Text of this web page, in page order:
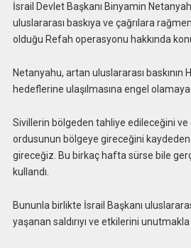
İsrail Devlet Başkanı Binyamin
uluslararası baskıya ve çağrılara
olduğu Refah operasyonu hakkında
Netanyahu, artan uluslararası baskının
hedeflerine ulaşılmasına engel
Sivillerin bölgeden tahliye edileceğini ve
ordusunun bölgeye gireceğini kaydeden
gireceğiz. Bu birkaç hafta sürse bile
kullandı.
Bununla birlikte İsrail Başkanı
yaşanan saldırıyı ve etkilerini unutmakla